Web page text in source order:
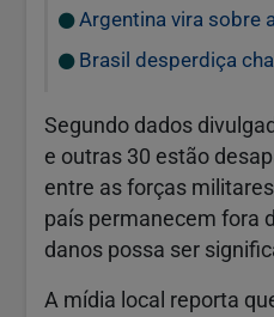
Argentina vira sobre
Brasil desperdiça
Segundo dados
e outras 30 estão
entre as forças
país permanecem fora
danos possa ser
A mídia local reporta